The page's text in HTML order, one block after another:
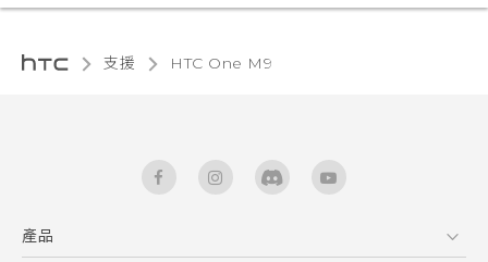
支援 HTC One M9‎
產品